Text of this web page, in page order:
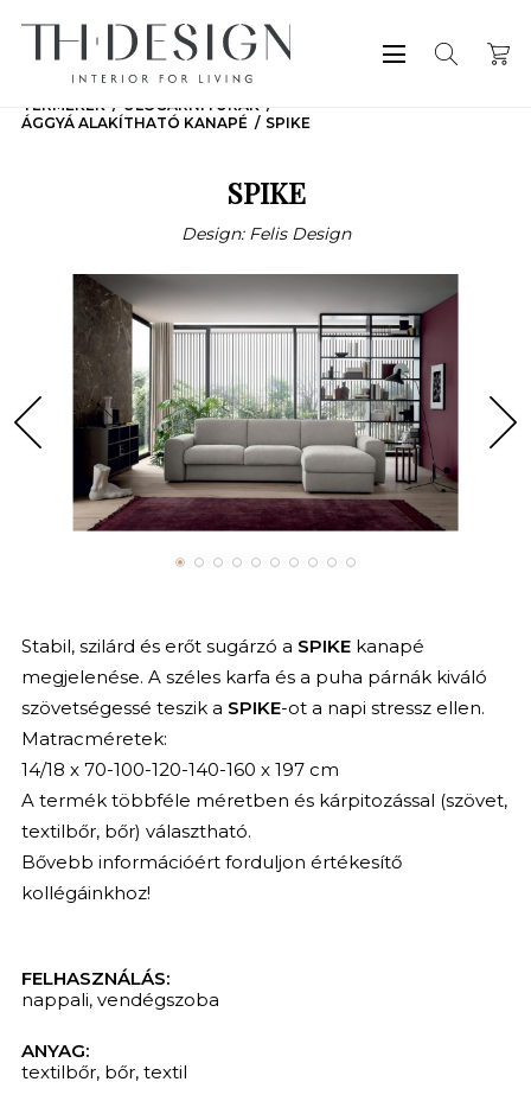
TERMÉKEK
ÜLŐGARNITÚRÁK
ÁGGYÁ ALAKÍTHATÓ KANAPÉ
SPIKE
SPIKE
Design: Felis Design
Stabil, szilárd és erőt sugárzó a SPIKEkanapé
megjelenése. A széles karfa és a puha párnák kiváló
szövetségessé teszik a SPIKE-ot a napi stressz ellen.
Matracméretek:
14/18 x 70-100-120-140-160 x 197 cm
A termék többféle méretben és kárpitozással (szövet,
textilbőr, bőr) választható.
Bővebb információért forduljon értékesítő
kollégáinkhoz!
FELHASZNÁLÁS:
nappali, vendégszoba
ANYAG:
textilbőr, bőr, textil